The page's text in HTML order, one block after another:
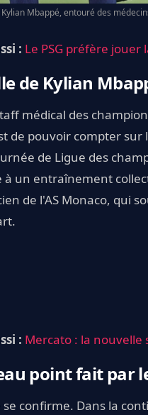
Kylian Mbappé, entouré des
: Le PSG préfère
de Kylian
médical des
de pouvoir compter sur
de Ligue des
à un entraînement
de l'AS Monaco, qui
: Mercato : la nouvelle
point fait par
se confirme. Dans la